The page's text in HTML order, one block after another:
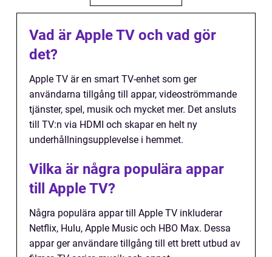
Vad är Apple TV och vad gör
det?
Apple TV är en smart TV-enhet som ger
användarna tillgång till appar, videoströmmande
tjänster, spel, musik och mycket mer. Det ansluts
till TV:n via HDMI och skapar en helt ny
underhållningsupplevelse i hemmet.
Vilka är några populära appar
till Apple TV?
Några populära appar till Apple TV inkluderar
Netflix, Hulu, Apple Music och HBO Max. Dessa
appar ger användare tillgång till ett brett utbud av